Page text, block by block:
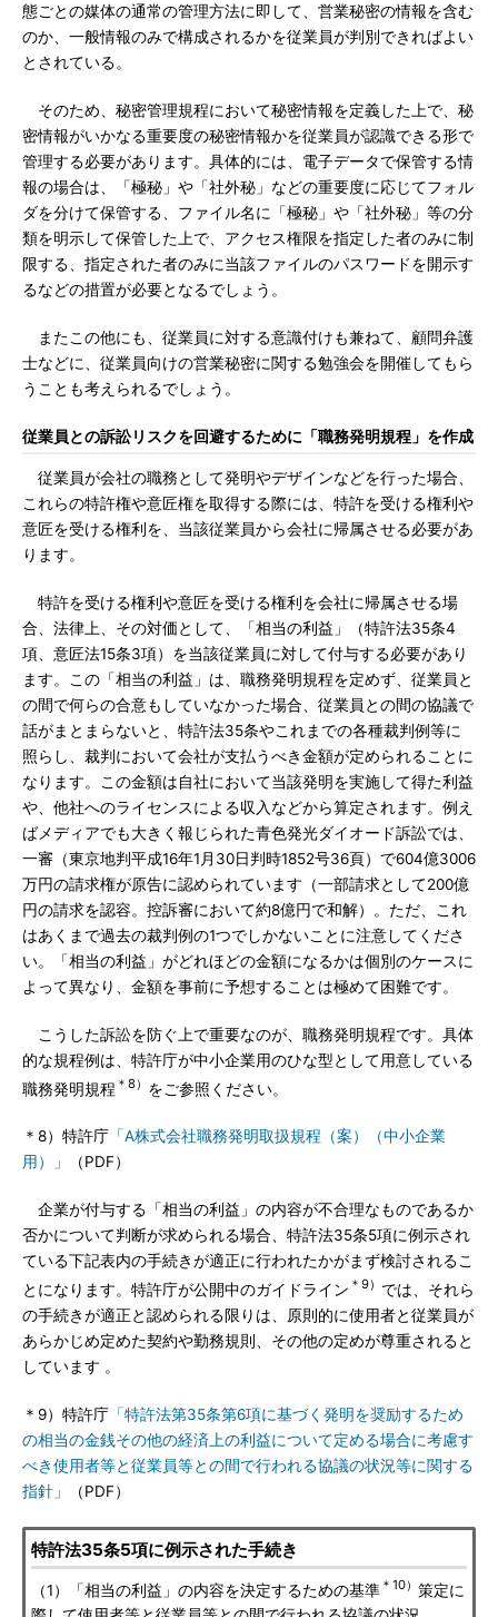
態ごとの媒体の通常の管理方法に即して、営業秘密の情報を含む
のか、一般情報のみで構成されるかを従業員が判別できればよい
とされている。
そのため、秘密管理規程において秘密情報を定義した上で、秘
密情報がいかなる重要度の秘密情報かを従業員が認識できる形で
管理する必要があります。具体的には、電子データで保管する情
報の場合は、「極秘」や「社外秘」などの重要度に応じてフォル
ダを分けて保管する、ファイル名に「極秘」や「社外秘」等の分
類を明示して保管した上で、アクセス権限を指定した者のみに制
限する、指定された者のみに当該ファイルのパスワードを開示す
るなどの措置が必要となるでしょう。
またこの他にも、従業員に対する意識付けも兼ねて、顧問弁護
士などに、従業員向けの営業秘密に関する勉強会を開催してもら
うことも考えられるでしょう。
従業員との訴訟リスクを回避するために「職務発明規程」を作成
従業員が会社の職務として発明やデザインなどを行った場合、
これらの特許権や意匠権を取得する際には、特許を受ける権利や
意匠を受ける権利を、当該従業員から会社に帰属させる必要があ
ります。
特許を受ける権利や意匠を受ける権利を会社に帰属させる場
合、法律上、その対価として、「相当の利益」（特許法35条4
項、意匠法15条3項）を当該従業員に対して付与する必要があり
ます。この「相当の利益」は、職務発明規程を定めず、従業員と
の間で何らの合意もしていなかった場合、従業員との間の協議で
話がまとまらないと、特許法35条やこれまでの各種裁判例等に
照らし、裁判において会社が支払うべき金額が定められることに
なります。この金額は自社において当該発明を実施して得た利益
や、他社へのライセンスによる収入などから算定されます。例え
ばメディアでも大きく報じられた青色発光ダイオード訴訟では、
一審（東京地判平成16年1月30日判時1852号36頁）で604億3006
万円の請求権が原告に認められています（一部請求として200億
円の請求を認容。控訴審において約8億円で和解）。ただ、これ
はあくまで過去の裁判例の1つでしかないことに注意してくださ
い。「相当の利益」がどれほどの金額になるかは個別のケースに
よって異なり、金額を事前に予想することは極めて困難です。
こうした訴訟を防ぐ上で重要なのが、職務発明規程です。具体
的な規程例は、特許庁が中小企業用のひな型として用意している
職務発明規程 ＊8） をご参照ください。
＊8）特許庁 「A株式会社職務発明取扱規程（案）（中小企業
用）」
（PDF）
企業が付与する「相当の利益」の内容が不合理なものであるか
否かについて判断が求められる場合、特許法35条5項に例示され
ている下記表内の手続きが適正に行われたかがまず検討されるこ
とになります。特許庁が公開中のガイドライン ＊9） では、それら
の手続きが適正と認められる限りは、原則的に使用者と従業員が
あらかじめ定めた契約や勤務規則、その他の定めが尊重されると
しています 。
＊9）特許庁 「特許法第35条第6項に基づく発明を奨励するため
の相当の金銭その他の経済上の利益について定める場合に考慮す
べき使用者等と従業員等との間で行われる協議の状況等に関する
指針」
（PDF）
特許法35条5項に例示された手続き
（1）「相当の利益」の内容を決定するための基準 ＊10） 策定に